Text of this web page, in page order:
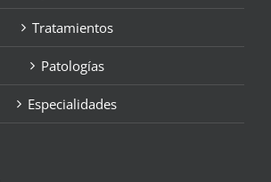
Tratamientos
Patologías
Especialidades